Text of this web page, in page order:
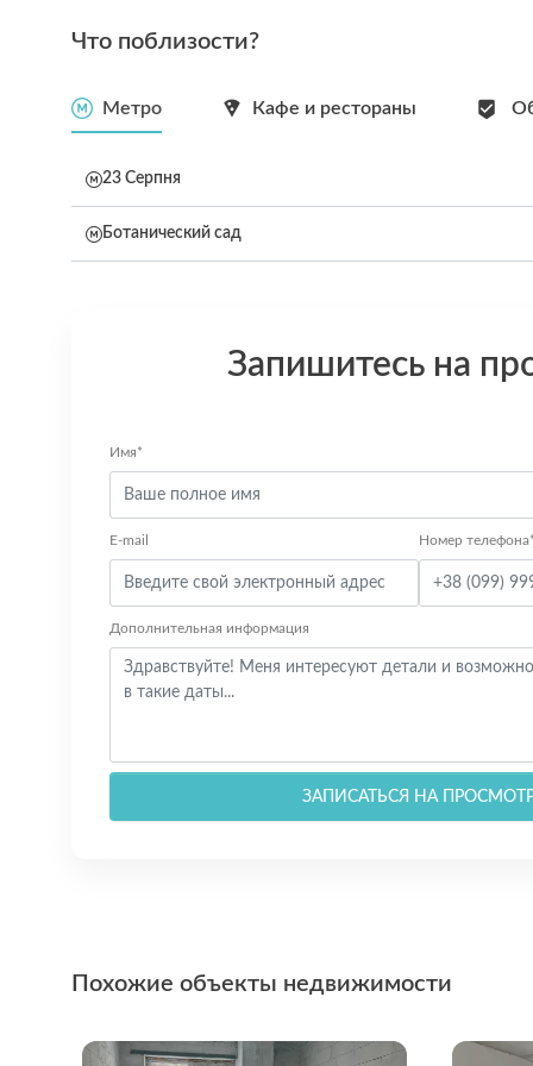
Что поблизости?
Метро Кафе и рестораны
23 Серпня
Ботанический сад
Запишитесь на
Имя*
E-mail Номер
Дополнительная информация
ЗАПИСАТЬСЯ НА
Похожие объекты недвижимости